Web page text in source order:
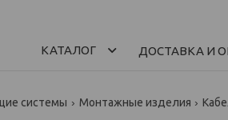
КАТАЛОГ ДОСТАВКА И
системы Монтажные изделия